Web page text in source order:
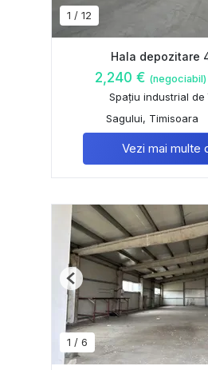
1 / 12
Hala depozitare
2,240 € (negociabil)
Spațiu industrial
Sagului, Timisoara
Vezi mai multe
1 / 6
Previous